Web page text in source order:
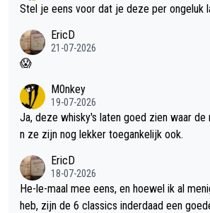
Stel je eens voor dat je deze per ongeluk
EricD
21-07-2026
😱
M0nkey
19-07-2026
Ja, deze whisky's laten goed zien waar de
n ze zijn nog lekker toegankelijk ook.
EricD
18-07-2026
He-le-maal mee eens, en hoewel ik al
heb, zijn de 6 classics inderdaad een